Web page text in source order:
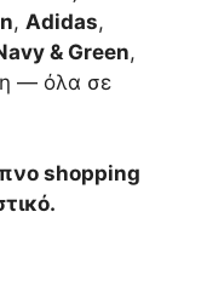
, Adidas,
& Green,
— όλα σε
shopping